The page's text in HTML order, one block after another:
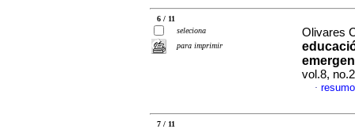
6 / 11
seleciona
para imprimir
Olivares
vol.8,
·
7 / 11